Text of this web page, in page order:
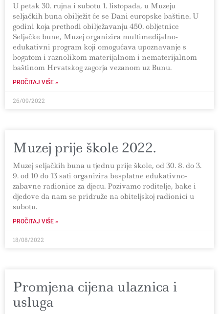
U petak 30. rujna i subotu 1. listopada, u Muzeju
seljačkih buna obilježit će se Dani europske baštine. U
godini koja prethodi obilježavanju 450. obljetnice
Seljačke bune, Muzej organizira multimedijalno-
edukativni program koji omogućava upoznavanje s
bogatom i raznolikom materijalnom i nematerijalnom
baštinom Hrvatskog zagorja vezanom uz Bunu.
PROČITAJ VIŠE »
26/09/2022
Muzej prije škole 2022.
Muzej seljačkih buna u tjednu prije škole, od 30. 8. do 3.
9. od 10 do 13 sati organizira besplatne edukativno-
zabavne radionice za djecu. Pozivamo roditelje, bake i
djedove da nam se pridruže na obiteljskoj radionici u
subotu.
PROČITAJ VIŠE »
18/08/2022
Promjena cijena ulaznica i
usluga